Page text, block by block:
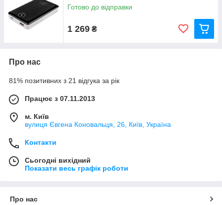
Готово до відправки
1 269 ₴
Про нас
81% позитивних з 21 відгука за рік
Працює з 07.11.2013
м. Київ
вулиця Євгена Коновальця, 26, Київ, Україна
Контакти
Сьогодні вихідний
Показати весь графік роботи
Про нас